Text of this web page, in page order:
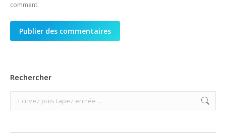
comment.
Publier des commentaires
Rechercher
Search: